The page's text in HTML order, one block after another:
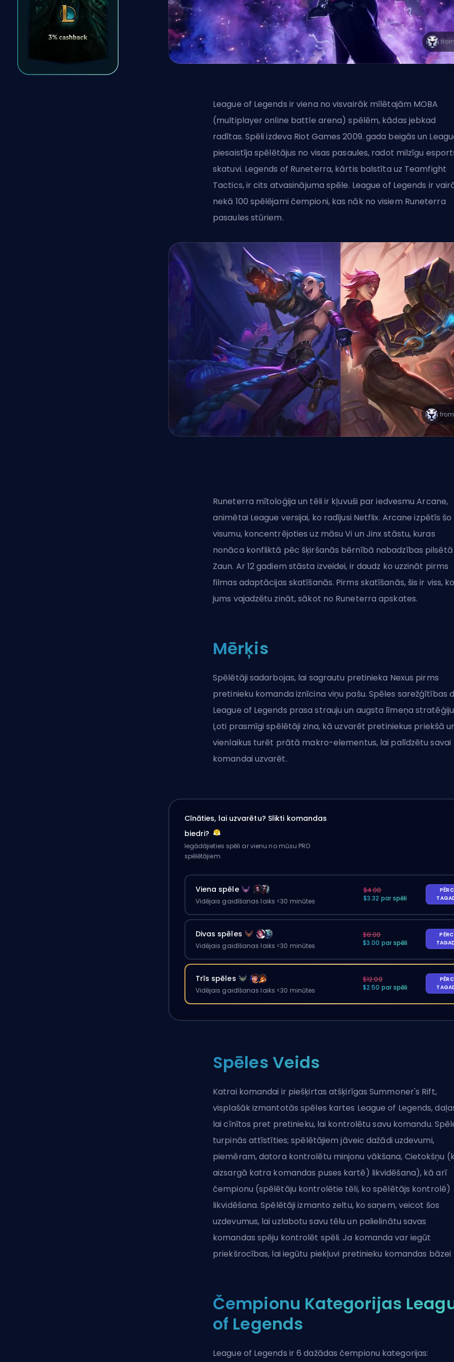
League of Legends ir viena no visvairāk mīlētajām MOBA
(multiplayer online battle arena) spēlēm, kādas jebkad
radītas. Spēli izdeva Riot Games 2009. gada beigās un
piesaistīja spēlētājus no visas pasaules, radot milzīgu
skatuvi. Legends of Runeterra, kārtis balstīta uz Teamfight
Tactics, ir cits atvasinājuma spēle. League of Legends ir
nekā 100 spēlējami čempioni, kas nāk no visiem Runeterra
pasaules stūriem.
Runeterra mītoloģija un tēli ir kļuvuši par iedvesmu Arcane,
animētai League versijai, ko radījusi Netflix. Arcane izpētīs šo
visumu, koncentrējoties uz māsu Vi un Jinx stāstu, kuras
nonāca konfliktā pēc šķiršanās bērnībā nabadzības pilsētā
Zaun. Ar 12 gadiem stāsta izveidei, ir daudz ko uzzināt pirms
filmas adaptācijas skatīšanās. Pirms skatīšanās, šis ir viss,
jums vajadzētu zināt, sākot no Runeterra apskates.
Mērķis
Spēlētāji sadarbojas, lai sagrautu pretinieka Nexus pirms
pretinieku komanda iznīcina viņu pašu. Spēles sarežģītības
League of Legends prasa strauju un augsta līmeņa
Ļoti prasmīgi spēlētāji zina, kā uzvarēt pretiniekus priekšā
vienlaikus turēt prātā makro-elementus, lai palīdzētu savai
komandai uzvarēt.
Cīnāties, lai uzvarētu? Slikti komandas
biedri?
Iegādājieties spēli ar vienu no mūsu PRO
spēlētājiem.
Viena spēle
Vidējais gaidīšanas laiks <30 minūtes
$4.00
$3.32 par spēli
PĒRC
Divas spēles
Vidējais gaidīšanas laiks <30 minūtes
$8.00
$3.00 par spēli
PĒRC
Trīs spēles
Vidējais gaidīšanas laiks <30 minūtes
$12.00
$2.50 par spēli
PĒRC
Spēles Veids
Katrai komandai ir piešķirtas atšķirīgas Summoner's Rift,
visplašāk izmantotās spēles kartes League of Legends,
lai cīnītos pret pretinieku, lai kontrolētu savu komandu.
turpinās attīstīties; spēlētājiem jāveic dažādi uzdevumi,
piemēram, datora kontrolētu minjonu vākšana, Cietokšņu
aizsargā katra komandas puses kartē) likvidēšana), kā arī
čempionu (spēlētāju kontrolētie tēli, ko spēlētājs kontrolē)
likvidēšana. Spēlētāji izmanto zeltu, ko saņem, veicot šos
uzdevumus, lai uzlabotu savu tēlu un palielinātu savas
komandas spēju kontrolēt spēli. Ja komanda var iegūt
priekšrocības, lai iegūtu piekļuvi pretinieku komandas bāzei
Čempionu Kategorijas
of Legends
League of Legends ir 6 dažādas čempionu kategorijas: